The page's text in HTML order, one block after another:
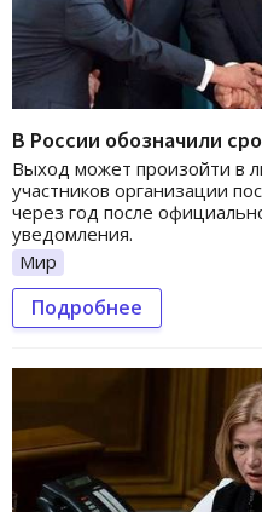
В России обозначили
Выход может произойти в
участников организации
через год после
уведомления.
Мир
Подробнее